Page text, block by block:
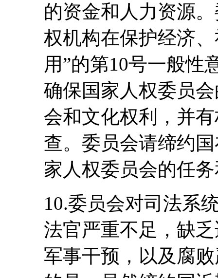
的资金和人力资源
权机构在保护经济
用”的第10号一般性
确保国家人权委员
会和文化权利，并
查。委员会请缔约
家人权委员会的任
10.委员会对司法系
法官严重不足，缺
军事干预，以及腐